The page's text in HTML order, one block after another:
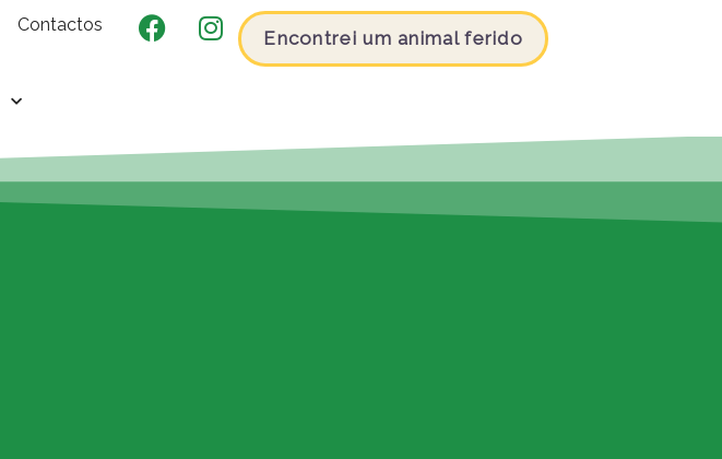
Contactos
Encontrei um animal ferido